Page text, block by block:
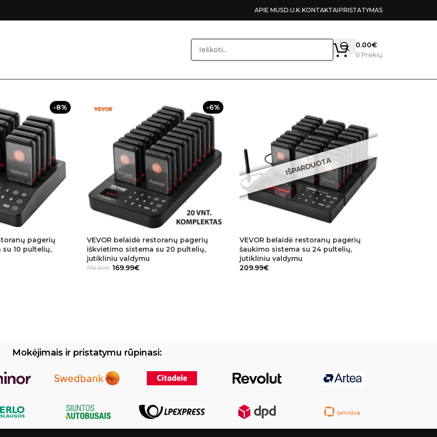
APIE MUSD.U.K.KONTAKTAIPRISTATYMAS
0 Prekių
0.00€
-8%
pagerių
10 pultelių,
-6%
VEVOR belaidė restoranų pagerių
iškvietimo sistema su 20 pultelių,
jutikliniu valdymu
179.99€ 169.99€
IŠPARDUOTA
VEVOR belaidė restoranų pagerių
šaukimo sistema su 24 pultelių,
jutikliniu valdymu
209.99€
Mokėjimais ir pristatymu rūpinasi: